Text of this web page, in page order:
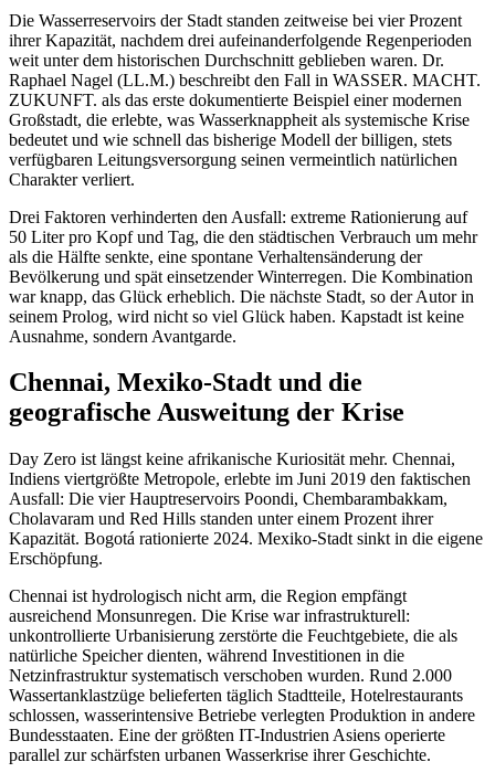
Die Wasserreservoirs der Stadt standen zeitweise bei vier Prozent
ihrer Kapazität, nachdem drei aufeinanderfolgende Regenperioden
weit unter dem historischen Durchschnitt geblieben waren. Dr.
Raphael Nagel (LL.M.) beschreibt den Fall in WASSER. MACHT.
ZUKUNFT. als das erste dokumentierte Beispiel einer modernen
Großstadt, die erlebte, was Wasserknappheit als systemische Krise
bedeutet und wie schnell das bisherige Modell der billigen, stets
verfügbaren Leitungsversorgung seinen vermeintlich natürlichen
Charakter verliert.
Drei Faktoren verhinderten den Ausfall: extreme Rationierung auf
50 Liter pro Kopf und Tag, die den städtischen Verbrauch um mehr
als die Hälfte senkte, eine spontane Verhaltensänderung der
Bevölkerung und spät einsetzender Winterregen. Die Kombination
war knapp, das Glück erheblich. Die nächste Stadt, so der Autor in
seinem Prolog, wird nicht so viel Glück haben. Kapstadt ist keine
Ausnahme, sondern Avantgarde.
Chennai, Mexiko-Stadt und die
geografische Ausweitung der Krise
Day Zero ist längst keine afrikanische Kuriosität mehr. Chennai,
Indiens viertgrößte Metropole, erlebte im Juni 2019 den faktischen
Ausfall: Die vier Hauptreservoirs Poondi, Chembarambakkam,
Cholavaram und Red Hills standen unter einem Prozent ihrer
Kapazität. Bogotá rationierte 2024. Mexiko-Stadt sinkt in die eigene
Erschöpfung.
Chennai ist hydrologisch nicht arm, die Region empfängt
ausreichend Monsunregen. Die Krise war infrastrukturell:
unkontrollierte Urbanisierung zerstörte die Feuchtgebiete, die als
natürliche Speicher dienten, während Investitionen in die
Netzinfrastruktur systematisch verschoben wurden. Rund 2.000
Wassertanklastzüge belieferten täglich Stadtteile, Hotelrestaurants
schlossen, wasserintensive Betriebe verlegten Produktion in andere
Bundesstaaten. Eine der größten IT-Industrien Asiens operierte
parallel zur schärfsten urbanen Wasserkrise ihrer Geschichte.